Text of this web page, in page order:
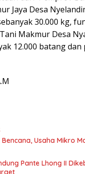
Jaya Desa
30.000 kg,
Makmur Desa
12.000 batang
Usaha Mikro
Pante Lhong II